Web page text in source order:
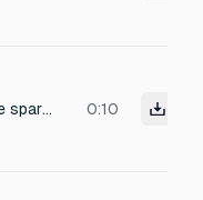
vibrant ringtone sparkling synth melody 432 Hz playful 3-note chime (1–2 kHz), layered over crisp, rhythmic water droplets and a warm, airy pad punchy and clear—energetic enough to grab attention, but polished smooth avoid irritation 0:10